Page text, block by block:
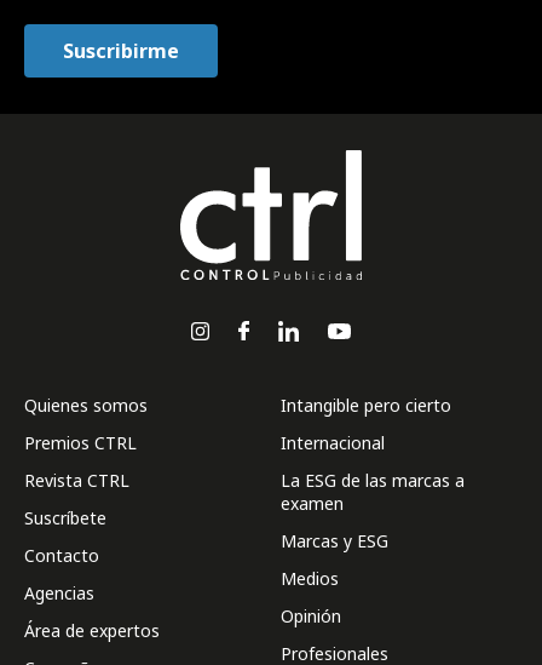
Quienes somos
Premios CTRL
Revista CTRL
Suscríbete
Contacto
Agencias
Área de expertos
Intangible pero cierto
Internacional
La ESG de las marcas a
examen
Marcas y ESG
Medios
Opinión
Profesionales